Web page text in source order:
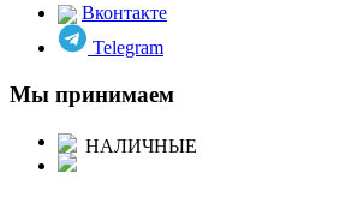
Вконтакте
Telegram
Мы принимаем
НАЛИЧНЫЕ